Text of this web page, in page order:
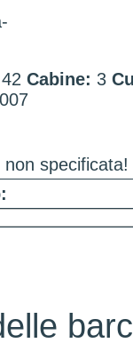
42 Cabine: 3
specificata!